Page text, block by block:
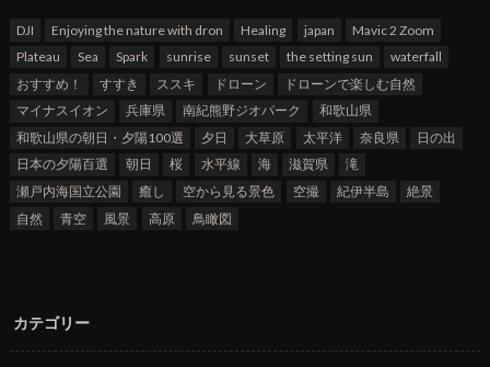
DJI Enjoying the nature with dron Healing japan
Mavic 2 Zoom
Plateau
Sea Spark sunrise sunset the setting sun
waterfall
おすすめ！
すすき ススキ ドローン
ドローンで楽しむ自然
マイナスイオン
兵庫県 南紀熊野ジオパーク
和歌山県
和歌山県の朝日・夕陽100選
夕日 大草原 太平洋 奈良県
日の出
日本の夕陽百選
朝日 桜 水平線 海 滋賀県
滝
瀬戸内海国立公園
癒し 空から見る景色 空撮 紀伊半島
絶景
自然
青空 風景 高原 鳥瞰図
カテゴリー